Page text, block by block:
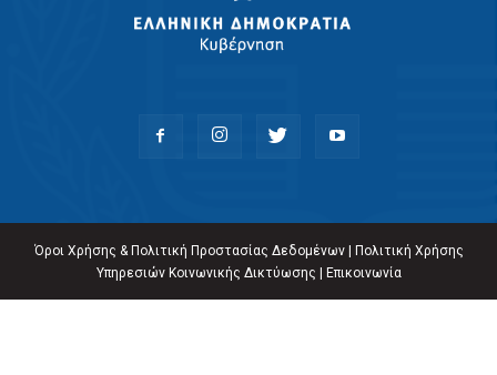
Όροι Χρήσης & Πολιτική Προστασίας Δεδομένων|
Πολιτική Χρήσης
Υπηρεσιών Κοινωνικής Δικτύωσης
Επικοινωνία